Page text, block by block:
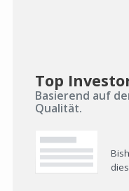
Top
Basierend auf
Qualität.